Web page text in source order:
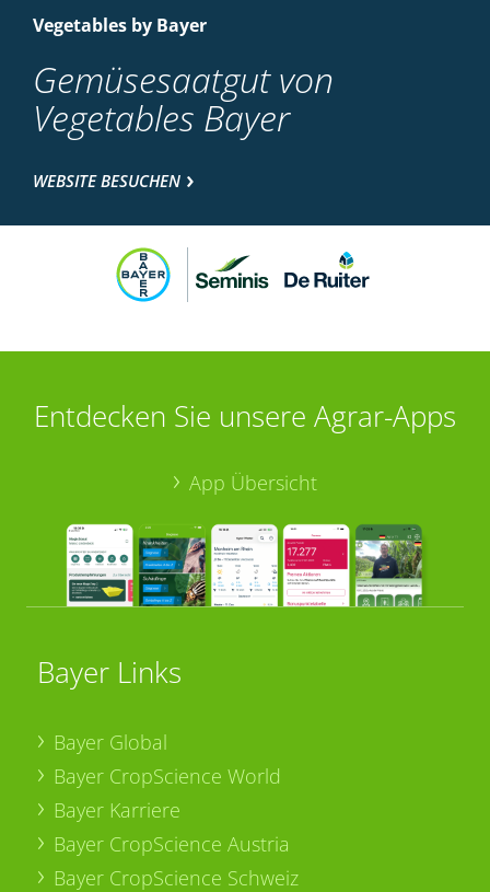
Vegetables by Bayer
Gemüsesaatgut von
Vegetables Bayer
WEBSITE BESUCHEN
Entdecken Sie unsere Agrar-Apps
App Übersicht
Bayer Links
Bayer Global
Bayer CropScience World
Bayer Karriere
Bayer CropScience Austria
Bayer CropScience Schweiz